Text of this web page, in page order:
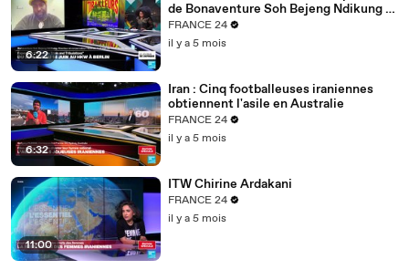
6:22
de Bonaventure Soh Bejeng Ndikung à
Berlin
FRANCE 24
il y a 5 mois
6:32
Iran : Cinq footballeuses iraniennes
obtiennent l'asile en Australie
FRANCE 24
il y a 5 mois
11:00
ITW Chirine Ardakani
FRANCE 24
il y a 5 mois